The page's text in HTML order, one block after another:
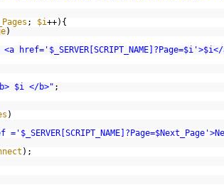
; $i++){
)
$i </b>" ;
)
);